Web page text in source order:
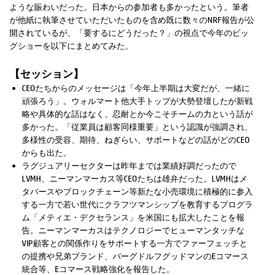
ような賑わいだった。日本からの参加者も多かったという。筆者
が他紙に執筆させていただいたものを含め既に数々のNRF報告が公
開されているが、「要するにどうだった？」の視点で今年のビッ
グショーを以下にまとめてみた。
【セッション】
CEOたちからのメッセージは「今年上半期は大変だが、一緒に
頑張ろう」。ウォルマート他大手トップが大勢登壇したが新戦
略や具体的な話はなく、忍耐とか今こそチームの力という話が
多かった。「従業員は顧客同様重要」という認識が強調され、
多様性の受容、期待、ねぎらい、サポートなどの話がどのCEO
からも出た。
ラグジュアリーセクターは昨年までは業績好調だったので
LVMH、ニーマンマーカス等CEOたちは雄弁だった。LVMHはメ
タバースやブロックチェーン等新たな小売環境に積極的に参入
する一方で若い世代にクラフツマンシップを教育するプログラ
ム「メティエ・デクセランス」を米国にも拡大したことを報
告。ニーマンマーカスはテクノロジーでヒューマンタッチな
VIP顧客との関係作りをサポートする一方でファーフェッチと
の提携や兄弟ブランド、バーグドルフグッドマンのEコマース
統合等、Eコマース戦略強化を報告した。